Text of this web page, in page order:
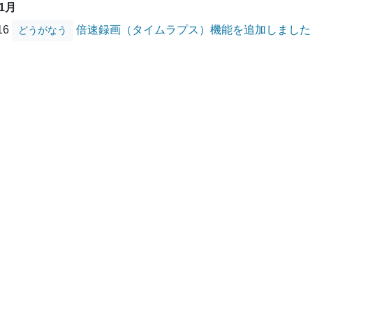
月
どうがなう 倍速録画（タイムラプス）機能を追加しました